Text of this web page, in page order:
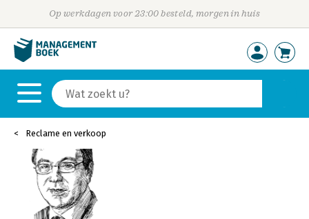
Op werkdagen voor 23:00 besteld, morgen in huis
Reclame en verkoop